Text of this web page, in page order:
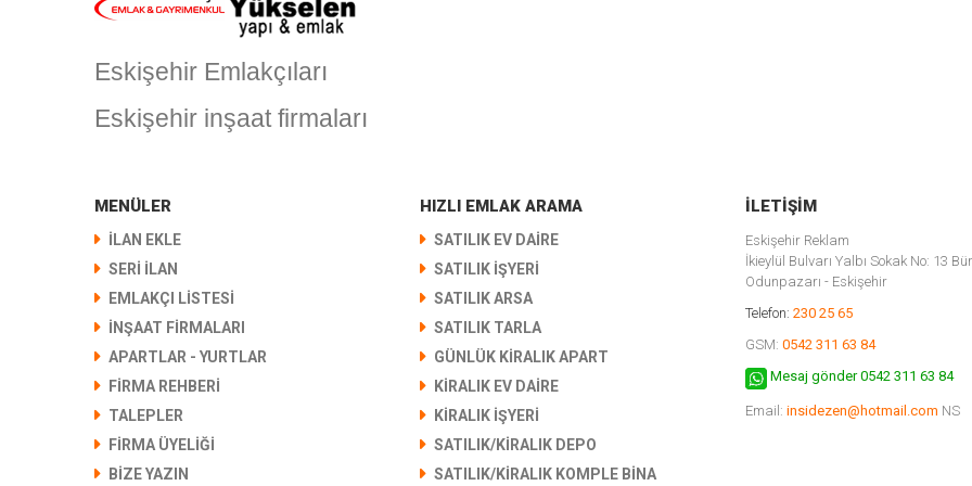
Eskişehir Emlakçıları
Eskişehir inşaat firmaları
MENÜLER
İLAN EKLE
SERİ İLAN
EMLAKÇI LİSTESİ
İNŞAAT FİRMALARI
APARTLAR - YURTLAR
FIRMA REHBERI
TALEPLER
FIRMA ÜYELIĞI
BIZE YAZIN
HIZLI EMLAK ARAMA
SATILIK EV DAIRE
SATILIK İŞYERI
SATILIK ARSA
SATILIK TARLA
GÜNLÜK KIRALIK APART
KIRALIK EV DAIRE
KIRALIK İŞYERI
SATILIK/KIRALIK DEPO
SATILIK/KIRALIK KOMPLE BİNA
İLETIŞIM
Eskişehir Reklam
İkieylül Bulvarı Yalbı Sokak No: 13
Odunpazarı - Eskişehir
Telefon: 230 25 65
GSM: 0542 311 63 84
Mesaj gönder 0542 311 63 84
Email: insidezen@hotmail.com NS